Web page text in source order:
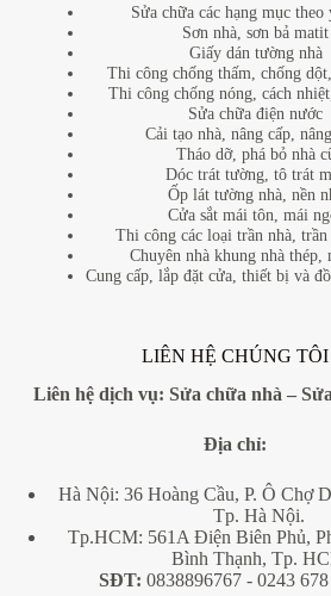
Sửa chữa các hạng mục theo
Sơn nhà, sơn bả matit
Giấy dán tường nhà
Thi công chống thấm, chống
Thi công chống nóng, cách
Sửa chữa điện nước
Cải tạo nhà, nâng cấp,
Tháo dỡ, phá bỏ nhà
Dóc trát tường, tô trát
Ốp lát tường nhà, nền
Cửa sắt mái tôn, mái
Thi công các loại trần nhà, trần
Chuyên nhà khung nhà thép,
Cung cấp, lắp đặt cửa, thiết bị và
LIÊN HỆ CHÚNG TÔI
Liên hệ dịch vụ: Sửa chữa nhà–
Địa chỉ:
Hà Nội: 36 Hoàng Cầu, P. Ô Chợ
Tp. Hà Nội.
Tp.HCM: 561A Điện Biên Phủ,
Bình Thạnh, Tp.
SĐT: 0838896767- 0243 678